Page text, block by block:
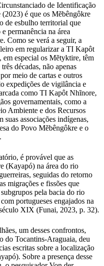
de Identificação
é que os Mẽbêngôkre
de esbulho territorial que
permanência na área
Como se verá a seguir, a
em regularizar a TI Kapôt
especial os Mẽtyktire, têm
décadas, não apenas
meio de cartas e outros
expedições de vigilância e
como TI Kapôt Nhĩnore,
governamentais, como a
Ambiente e dos Recursos
associações indígenas,
do Povo Mẽbêngôkre e o
é provável que as
(Kayapó) na área do rio
seguidas do retorno
migrações e fissões que
pela bacia do rio
portugueses engajados na
XIX (Funai, 2023, p. 32).
um desses confrontos,
do Tocantins-Araguaia, deu
escritas sobre a localização
Sobre a presença desse